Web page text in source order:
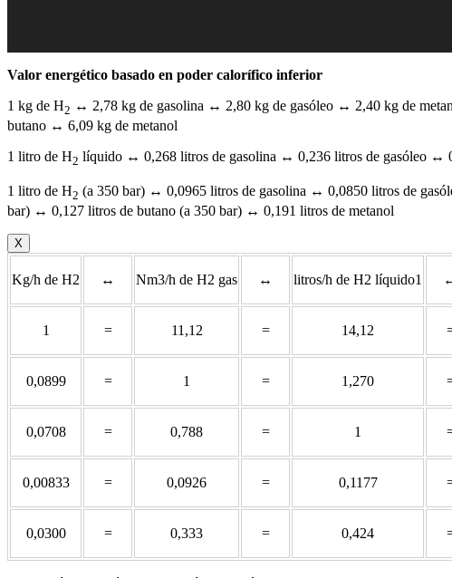
Valor energético basado en poder calorífico inferior
1 kg de H2 ↔ 2,78 kg de gasolina ↔ 2,80 kg de gasóleo ↔ 2,40 kg de
butano ↔ 6,09 kg de metanol
1 litro de H2 líquido ↔ 0,268 litros de gasolina ↔ 0,236 litros de gasóleo ↔
1 litro de H2 (a 350 bar) ↔ 0,0965 litros de gasolina ↔ 0,0850 litros de
bar) ↔ 0,127 litros de butano (a 350 bar) ↔ 0,191 litros de metanol
X
Kg/h de H2 ↔ Nm3/h de H2 gas ↔ litros/h de H2 líquido1
1 = 11,12 = 14,12
0,0899 = 1 = 1,270
0,0708 = 0,788 = 1
0,00833 = 0,0926 = 0,1177
0,0300 = 0,333 = 0,424